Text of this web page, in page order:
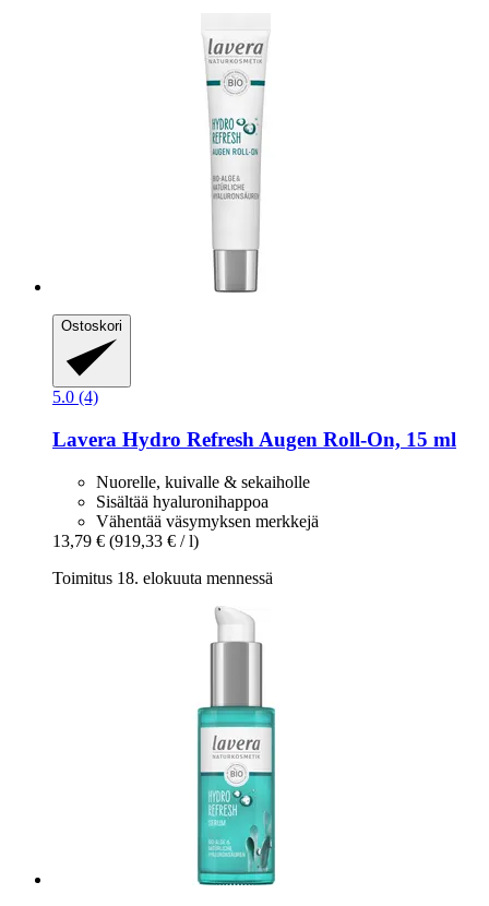
Ostoskori
5.0 (4)
Lavera Hydro Refresh Augen Roll-​On, 15 ml
Nuorelle, kuivalle & sekaiholle
Sisältää hyaluronihappoa
Vähentää väsymyksen merkkejä
13,79 € (919,33 € / l)
Toimitus 18. elokuuta mennessä